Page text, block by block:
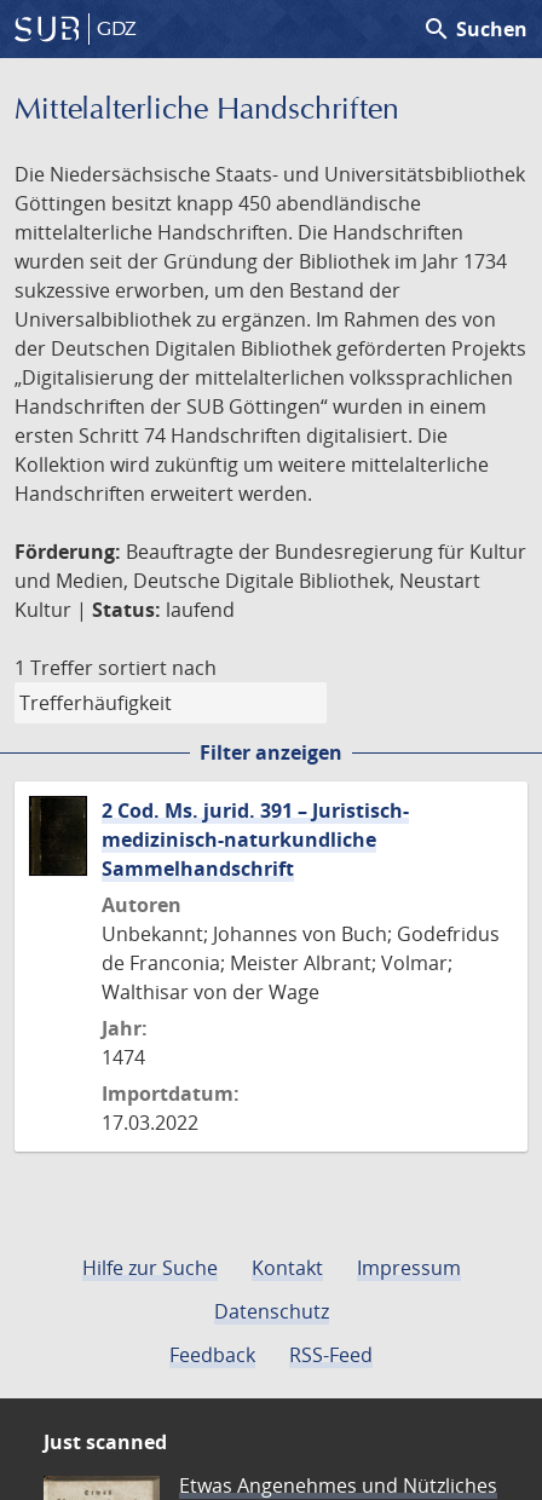
GDZ search Suchen
Mittelalterliche Handschriften
Die Niedersächsische Staats- und Universitätsbibliothek
Göttingen besitzt knapp 450 abendländische
mittelalterliche Handschriften. Die Handschriften
wurden seit der Gründung der Bibliothek im Jahr 1734
sukzessive erworben, um den Bestand der
Universalbibliothek zu ergänzen. Im Rahmen des von
der Deutschen Digitalen Bibliothek geförderten Projekts
„Digitalisierung der mittelalterlichen volkssprachlichen
Handschriften der SUB Göttingen“ wurden in einem
ersten Schritt 74 Handschriften digitalisiert. Die
Kollektion wird zukünftig um weitere mittelalterliche
Handschriften erweitert werden.
Förderung: Beauftragte der Bundesregierung für Kultur
und Medien, Deutsche Digitale Bibliothek, Neustart
Kultur | Status: laufend
1 Treffer sortiert nach
Filter anzeigen
2 Cod. Ms. jurid. 391 – Juristisch-
medizinisch-naturkundliche
Sammelhandschrift
Autoren
Unbekannt; Johannes von Buch; Godefridus
de Franconia; Meister Albrant; Volmar;
Walthisar von der Wage
Jahr:
1474
Importdatum:
17.03.2022
Hilfe zur Suche Kontakt
Impressum
Datenschutz
Feedback
RSS-Feed
Just scanned
Etwas Angenehmes und Nützliches